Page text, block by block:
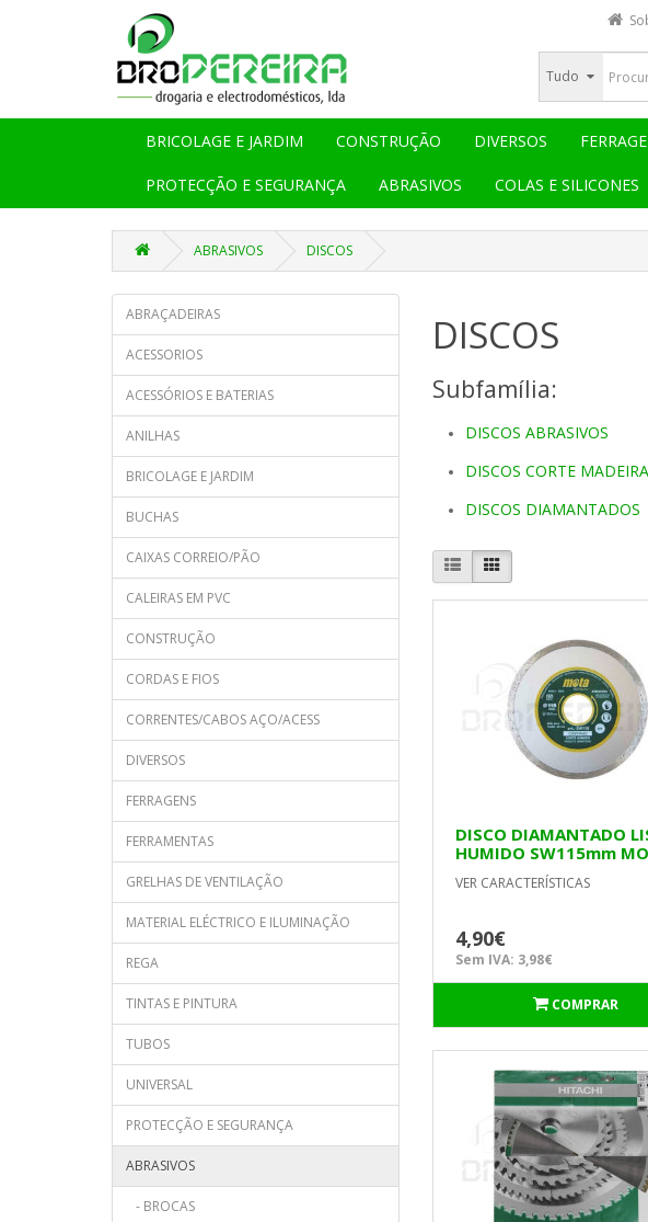
Tudo
BRICOLAGE E JARDIM CONSTRUÇÃO DIVERSOS
PROTECÇÃO E SEGURANÇA ABRASIVOS COLAS E SILICONES
ABRASIVOS DISCOS
ABRAÇADEIRAS
ACESSORIOS
ACESSÓRIOS E BATERIAS
ANILHAS
BRICOLAGE E JARDIM
BUCHAS
CAIXAS CORREIO/PÃO
CALEIRAS EM PVC
CONSTRUÇÃO
CORDAS E FIOS
CORRENTES/CABOS AÇO/ACESS
DIVERSOS
FERRAGENS
FERRAMENTAS
GRELHAS DE VENTILAÇÃO
MATERIAL ELÉCTRICO E ILUMINAÇÃO
REGA
TINTAS E PINTURA
TUBOS
UNIVERSAL
PROTECÇÃO E SEGURANÇA
ABRASIVOS
- BROCAS
DISCOS
Subfamília:
DISCOS ABRASIVOS
DISCOS CORTE MADEIRA
DISCOS DIAMANTADOS
DISCO DIAMANTADO
HUMIDO SW115mm
VER CARACTERÍSTICAS
4,90€
Sem IVA: 3,98€
COMPRAR